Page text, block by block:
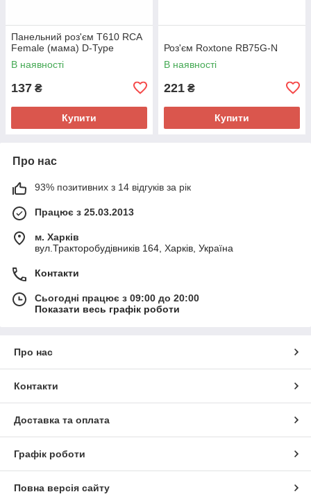
Панельний роз'єм T610 RCA
Female (мама) D-Type
В наявності
137 ₴
Купити
Роз'єм Roxtone RB75G-N
В наявності
221 ₴
Купити
Про нас
93% позитивних з 14 відгуків за рік
Працює з 25.03.2013
м. Харків
вул.Тракторобудівників 164, Харків, Україна
Контакти
Сьогодні працює з 09:00 до 20:00
Показати весь графік роботи
Про нас
Контакти
Доставка та оплата
Графік роботи
Повна версія сайту